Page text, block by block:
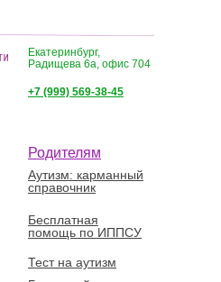
Екатеринбург,
Радищева 6а, офис 704
+7 (999) 569-38-45
Родителям
Аутизм: карманный
справочник
Бесплатная
помощь по ИППСУ
Тест на аутизм